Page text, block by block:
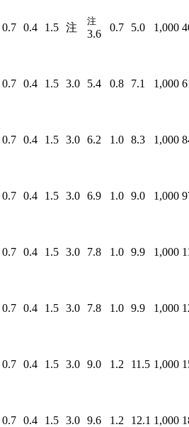
0.7 0.4 1.5 注
注
3.6
0.7 5.0 1,000
0.7 0.4 1.5 3.0 5.4 0.8 7.1 1,000
0.7 0.4 1.5 3.0 6.2 1.0 8.3 1,000
0.7 0.4 1.5 3.0 6.9 1.0 9.0 1,000
0.7 0.4 1.5 3.0 7.8 1.0 9.9 1,000
0.7 0.4 1.5 3.0 7.8 1.0 9.9 1,000
0.7 0.4 1.5 3.0 9.0 1.2 11.5 1,000
0.7 0.4 1.5 3.0 9.6 1.2 12.1 1,000